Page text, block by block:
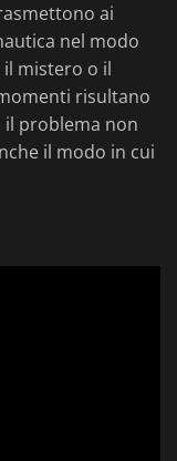
ai
nel modo
il mistero o il
risultano
il problema non
il modo in cui